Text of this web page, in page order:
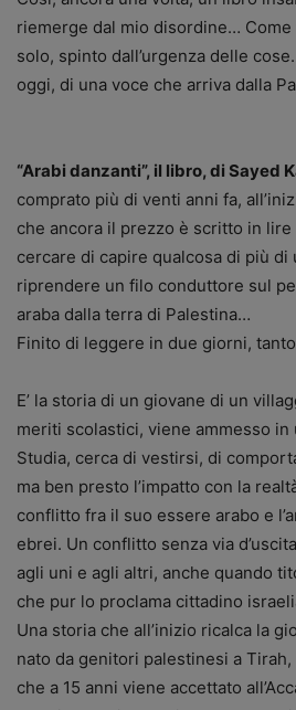
riemerge dal mio disordine… Come
solo, spinto dall’urgenza delle
oggi, di una voce che arriva dalla
“Arabi danzanti”, il libro, di Sayed
comprato più di venti anni fa,
che ancora il prezzo è scritto in
cercare di capire qualcosa di più di
riprendere un filo conduttore sul
araba dalla terra di Palestina…
Finito di leggere in due giorni,
E’ la storia di un giovane di un
meriti scolastici, viene ammesso
Studia, cerca di vestirsi, di
ma ben presto l’impatto con la
conflitto fra il suo essere arabo e
ebrei. Un conflitto senza via
agli uni e agli altri, anche quando
che pur lo proclama cittadino
Una storia che all’inizio ricalca la
nato da genitori palestinesi a
che a 15 anni viene accettato